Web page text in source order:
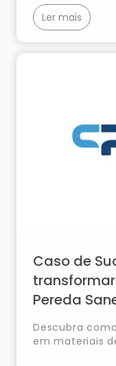
aumentando a
Ler mais
Caso de
Pereda
Descubra
em materiais